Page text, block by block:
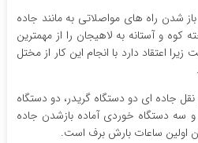
باز شدن راه های مواصلاتی به مانند جاده
کوه و آستانه به لاهیجان را از مهمترین
اعتقاد دارد با انجام این کار از مختل
جاده ای دو دستگاه گریدر، دو دستگاه
سه دستگاه خوردی آماده بازشدن جاده
اولین ساعات بارش برف است.